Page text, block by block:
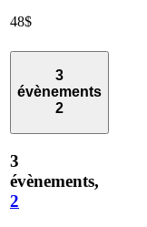
48$
3
évènements
2
3
évènements,
2